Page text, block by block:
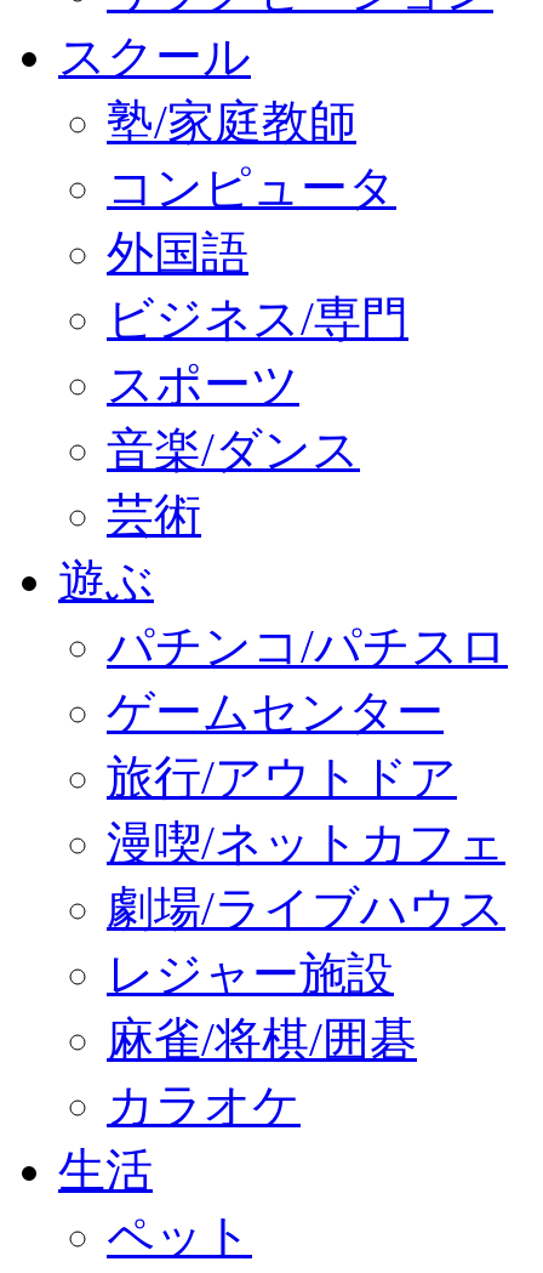
スクール
塾/家庭教師
コンピュータ
外国語
ビジネス/専門
スポーツ
音楽/ダンス
芸術
遊ぶ
パチンコ/パチスロ
ゲームセンター
旅行/アウトドア
漫喫/ネットカフェ
劇場/ライブハウス
レジャー施設
麻雀/将棋/囲碁
カラオケ
生活
ペット